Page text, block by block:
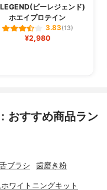
ビーレジェンド)
ホエイプロテイン
3.83(13)
¥2,980
おすすめ商品ラン
舌ブラシ 歯磨き粉
ワイトニングキット